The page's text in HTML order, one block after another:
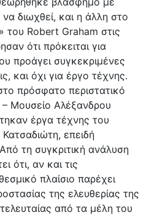
διωχθεί, και η άλλη στο
του Robert Graham στις
ότι πρόκειται για
προάγει συγκεκριμένες
και όχι για έργο τέχνης.
πρόσφατο περιστατικό
Μουσείο Αλέξανδρου
έργα τέχνης του
επειδή
τη συγκριτική ανάλυση
ότι, αν και τις
πλαίσιο παρέχει
της ελευθερίας της
από τα μέλη του